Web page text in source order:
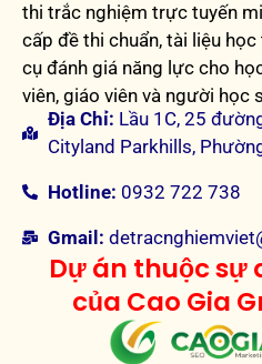
thi trắc nghiệm trực tuyến
cấp đề thi chuẩn, tài liệu
cụ đánh giá năng lực cho
viên, giáo viên và người học
Địa Chỉ: Lầu 1C, 25
Cityland Parkhills,
Hotline: 0932 722 738
Gmail:
Dự án thuộc sự
của Cao Gia